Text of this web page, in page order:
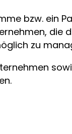
bzw. ein
die
zu